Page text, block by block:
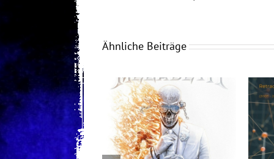
Ähnliche Beiträge